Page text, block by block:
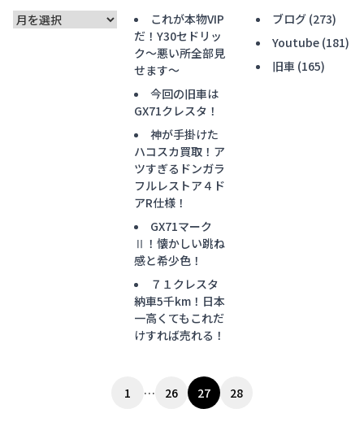
ア
これが本物VIP
だ！Y30セドリッ
ク〜悪い所全部見
せます〜
今回の旧車は
GX71クレスタ！
神が手掛けた
ハコスカ買取！ア
ツすぎるドンガラ
フルレストア４ド
アR仕様！
GX71マーク
Ⅱ！懐かしい跳ね
感と希少色！
７１クレスタ
納車5千km！日本
一高くてもこれだ
けすれば売れる！
ブログ(273)
Youtube(181)
旧車 (165)
1 … 26 27 28